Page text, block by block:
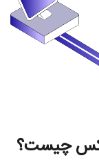
چیست؟